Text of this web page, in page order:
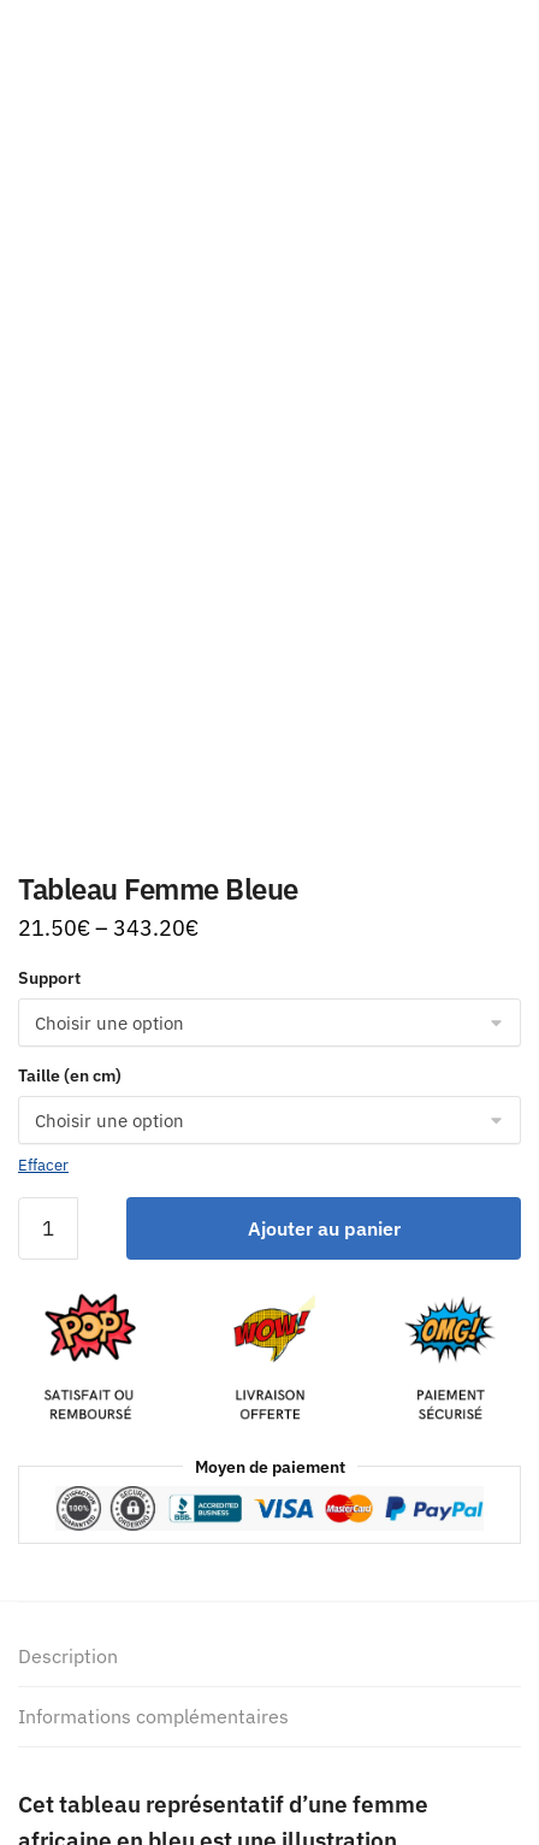
Tableau Femme Bleue
21.50€– 343.20€
Support
Taille (en cm)
Effacer
Ajouter au panier
Moyen de paiement
Description
Informations complémentaires
Cettableau représentatif d’une femme